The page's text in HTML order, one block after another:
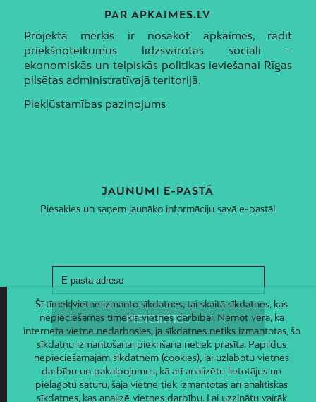
PAR APKAIMES.LV
Projekta mērķis ir nosakot apkaimes, radīt
priekšnoteikumus līdzsvarotas sociāli –
ekonomiskās un telpiskās politikas ieviešanai Rīgas
pilsētas administratīvajā teritorijā.
Piekļūstamības paziņojums
JAUNUMI E-PASTĀ
Piesakies un saņem jaunāko informāciju savā e-pastā!
Šī tīmekļvietne izmanto sīkdatnes, tai skaitā sīkdatnes, kas
nepieciešamas tīmekļa vietnes darbībai. Ņemot vērā, ka
interneta vietne nedarbosies, ja sīkdatnes netiks izmantotas, šo
sīkdatņu izmantošanai piekrišana netiek prasīta. Papildus
nepieciešamajām sīkdatnēm (cookies), lai uzlabotu vietnes
darbību un pakalpojumus, kā arī analizētu lietotājus un
pielāgotu saturu, šajā vietnē tiek izmantotas arī analītiskās
sīkdatnes, kas analizē vietnes darbību. Lai uzzinātu vairāk